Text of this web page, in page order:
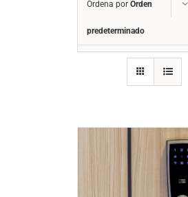
Ordena por Orden
predeterminado
Mostrar